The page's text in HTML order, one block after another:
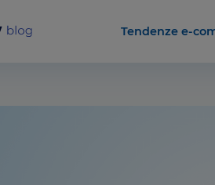
Tendenze e-